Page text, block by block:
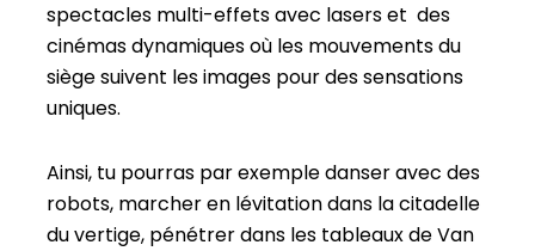
spectacles multi-effets avec lasers et des
cinémas dynamiques où les mouvements du
siège suivent les images pour des sensations
uniques.
Ainsi, tu pourras par exemple danser avec des
robots, marcher en lévitation dans la citadelle
du vertige, pénétrer dans les tableaux de Van